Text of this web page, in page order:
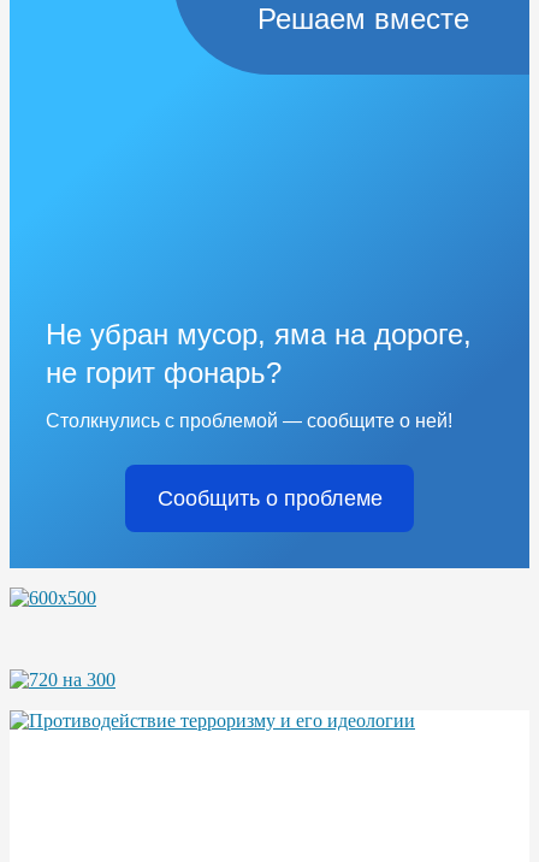
Решаем вместе
Не убран мусор, яма на дороге,
не горит фонарь?
Столкнулись с проблемой — сообщите о ней!
Сообщить о проблеме